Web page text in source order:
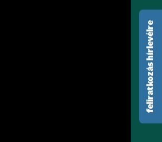
feliratkozás hírlevélre